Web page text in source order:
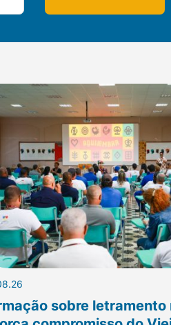
sobre letramento